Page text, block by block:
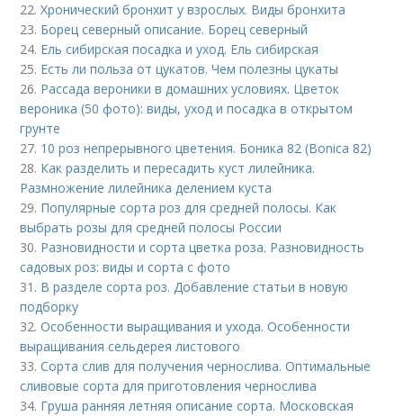
22.Хронический бронхит у взрослых. Виды бронхита
23. Борец северный описание. Борец северный
24. Ель сибирская посадка и уход. Ель сибирская
25. Есть ли польза от цукатов. Чем полезны цукаты
26. Рассада вероники в домашних условиях. Цветок
вероника (50 фото): виды, уход и посадка в открытом
грунте
27. 10 роз непрерывного цветения. Боника 82 (Bonica 82)
28. Как разделить и пересадить куст лилейника.
Размножение лилейника делением куста
29. Популярные сорта роз для средней полосы. Как
выбрать розы для средней полосы России
30. Разновидности и сорта цветка роза. Разновидность
садовых роз: виды и сорта с фото
31. В разделе сорта роз. Добавление статьи в новую
подборку
32.Особенности выращивания и ухода. Особенности
выращивания сельдерея листового
33.Сорта слив для получения чернослива. Оптимальные
сливовые сорта для приготовления чернослива
34. Груша ранняя летняя описание сорта. Московская